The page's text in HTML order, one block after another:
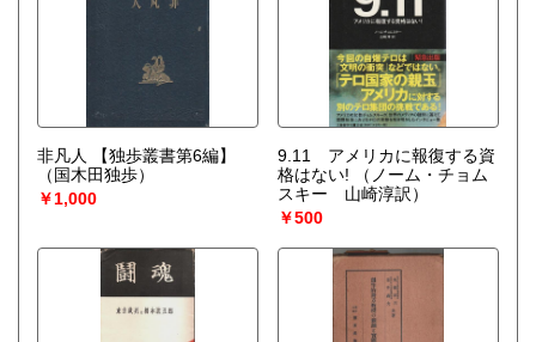
非凡人 【独歩叢書第6編】
（国木田独歩）
￥1,000
9.11 アメリカに報復する資
格はない!
（ノーム・チョム
スキー 山崎淳訳）
￥500